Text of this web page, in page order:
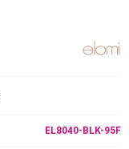
EL8040-BLK-95F